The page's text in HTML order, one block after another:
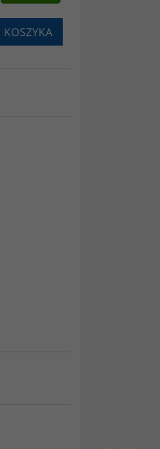
KOSZYKA